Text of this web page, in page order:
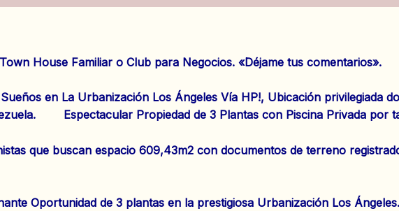
House Familiar o Club para Negocios. «Déjame tus comentarios».
en La Urbanización Los Ángeles Vía HP!, Ubicación privilegiada
Espectacular Propiedad de 3 Plantas con Piscina Privada por
que buscan espacio 609,43m2 con documentos de terreno
Oportunidad de 3 plantas en la prestigiosa Urbanización Los